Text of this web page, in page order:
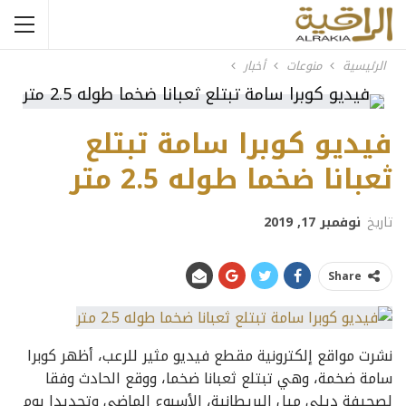
الرئيسية منوعات أخبار
فيديو كوبرا سامة تبتلع
ثعبانا ضخما طوله 2.5 متر
تاريخ نوفمبر 17, 2019
Share
نشرت مواقع إلكترونية مقطع فيديو مثير للرعب، أظهر كوبرا
سامة ضخمة، وهي تبتلع ثعبانا ضخما، ووقع الحادث وفقا